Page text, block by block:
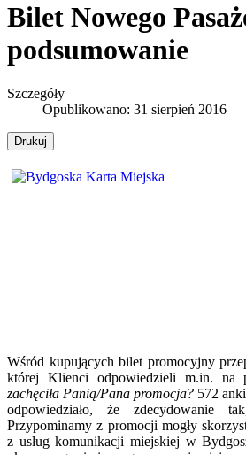
Bilet Nowego
podsumowanie
Szczegóły
Opublikowano: 31 sierpień 2016
Drukuj
Wśród kupujących bilet promocyjny
której Klienci odpowiedzieli m.in. na
zachęciła Panią/Pana promocja? 572
odpowiedziało, że zdecydowanie
Przypominamy z promocji mogły
z usług komunikacji miejskiej w